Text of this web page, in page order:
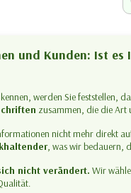
und Kunden: Ist
werden Sie feststellen,
zusammen, die die Art
nicht mehr direkt
, was wir bedauern,
nicht verändert. Wir